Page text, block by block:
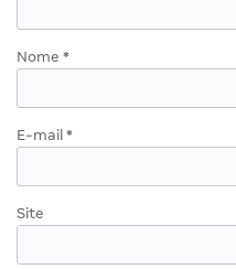
Nome *
E-mail *
Site